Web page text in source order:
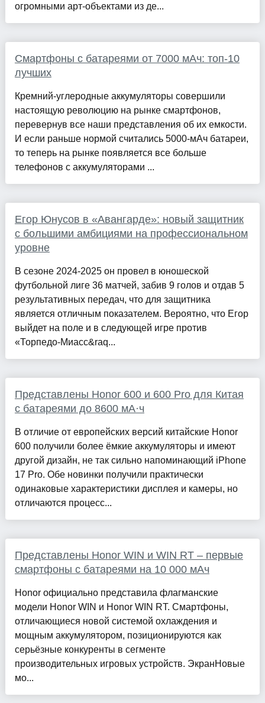
огромными арт-объектами из де...
Смартфоны с батареями от 7000 мАч: топ-10
лучших
Кремний-углеродные аккумуляторы совершили
настоящую революцию на рынке смартфонов,
перевернув все наши представления об их емкости.
И если раньше нормой считались 5000-мАч батареи,
то теперь на рынке появляется все больше
телефонов с аккумуляторами ...
Егор Юнусов в «Авангарде»: новый защитник
с большими амбициями на профессиональном
уровне
В сезоне 2024-2025 он провел в юношеской
футбольной лиге 36 матчей, забив 9 голов и отдав 5
результативных передач, что для защитника
является отличным показателем. Вероятно, что Егор
выйдет на поле и в следующей игре против
«Торпедо-Миасс&raq...
Представлены Honor 600 и 600 Pro для Китая
с батареями до 8600 мА·ч
В отличие от европейских версий китайские Honor
600 получили более ёмкие аккумуляторы и имеют
другой дизайн, не так сильно напоминающий iPhone
17 Pro. Обе новинки получили практически
одинаковые характеристики дисплея и камеры, но
отличаются процесс...
Представлены Honor WIN и WIN RT – первые
смартфоны с батареями на 10 000 мАч
Honor официально представила флагманские
модели Honor WIN и Honor WIN RT. Смартфоны,
отличающиеся новой системой охлаждения и
мощным аккумулятором, позиционируются как
серьёзные конкуренты в сегменте
производительных игровых устройств. ЭкранНовые
мо...